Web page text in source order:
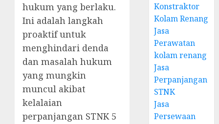
hukum yang berlaku.
Ini adalah langkah
proaktif untuk
menghindari denda
dan masalah hukum
yang mungkin
muncul akibat
kelalaian
perpanjangan STNK 5
Konstraktor
Kolam Renang
Jasa
Perawatan
kolam renang
Jasa
Perpanjangan
STNK
Jasa
Persewaan